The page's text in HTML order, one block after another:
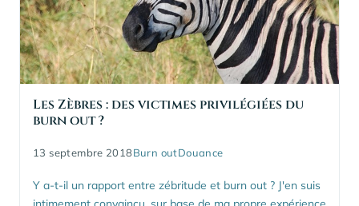
Les Zèbres : des victimes privilégiées du
burn out ?
13 septembre 2018Burn outDouance
Y a-t-il un rapport entre zébritude et burn out ? J'en suis